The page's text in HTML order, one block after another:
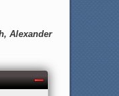
Alexander